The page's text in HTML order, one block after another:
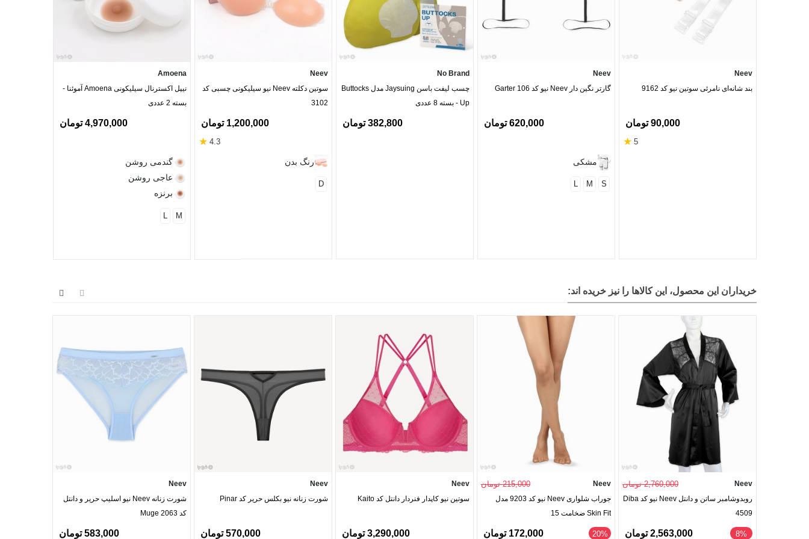
Neev
بند شانه‌ای نامرئی سوتین نیو کد 9162
90,000 تومان
5
★
Neev
گارتر نگین دار Neev نیو کد Garter 106
620,000 تومان
مشکی
S
M
No Brand
چسب لیفت باسن Jaysuing مدل Buttocks
Up - بسته 8 عددی
382,800 تومان
Neev
سوتین دکلته Neev نیو سیلیکونی چسبی کد
3102
1,200,000 تومان
4.3
★
رنگ بدن
D
Amoena
نیپل اکسترنال سیلیکونی Amoena آموئنا -
بسته 2 عددی
4,970,000 تومان
گندمی روشن
عاجی روشن
برنزه
M
L
خریداران این محصول، این کالاها را نیز خریده اند:
Neev 2,760,000 تومان
روبدوشامبر ساتن و دانتل Neev نیو کد Diba
4509
8% 2,563,000 تومان
Neev 215,000 تومان
جوراب شلواری Neev نیو کد 9203 مدل
Skin Fit ضخامت 15
‎20% 172,000 تومان
Neev
سوتین نیو کاپدار فنردار دانتل کد Kaito
3,290,000 تومان
Neev
شورت زنانه نیو بکلس حریر کد Pinar
570,000 تومان
Neev
شورت زنانه Neev نیو اسلیپ حریر و دانتل
کد Muge 2063
583,000 تومان